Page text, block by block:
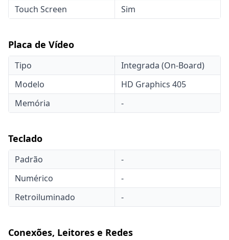
Touch Screen
Sim
Placa de Vídeo
Tipo
Integrada (On-Board)
Modelo
HD Graphics 405
Memória
-
Teclado
Padrão
-
Numérico
-
Retroiluminado
-
Conexões, Leitores e Redes